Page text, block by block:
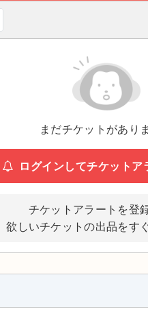
まだチケットがあり
ログインしてチケットア
チケットアラートを登
欲しいチケットの出品をす